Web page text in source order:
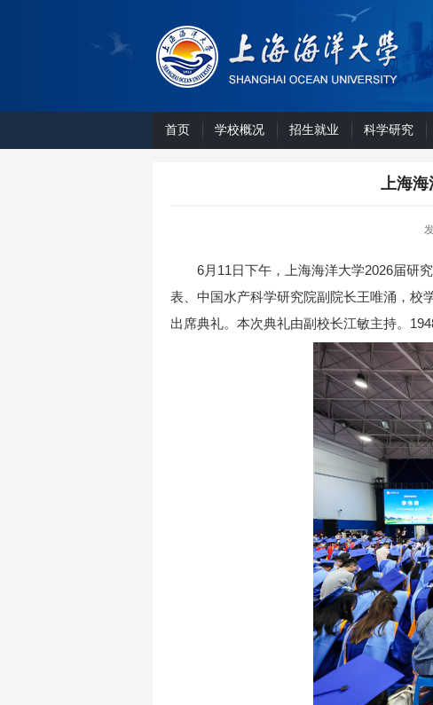
首页 学校概况 招生就业 科学研究
上海海
6月11日下午，上海海洋大学2026届研
表、中国水产科学研究院副院长王唯涌，校
出席典礼。本次典礼由副校长江敏主持。